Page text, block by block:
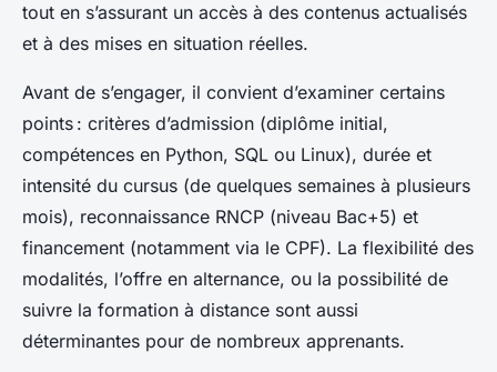
tout en s’assurant un accès à des contenus actualisés
et à des mises en situation réelles.
Avant de s’engager, il convient d’examiner certains
points : critères d’admission (diplôme initial,
compétences en Python, SQL ou Linux), durée et
intensité du cursus (de quelques semaines à plusieurs
mois), reconnaissance RNCP (niveau Bac+5) et
financement (notamment via le CPF). La flexibilité des
modalités, l’offre en alternance, ou la possibilité de
suivre la formation à distance sont aussi
déterminantes pour de nombreux apprenants.